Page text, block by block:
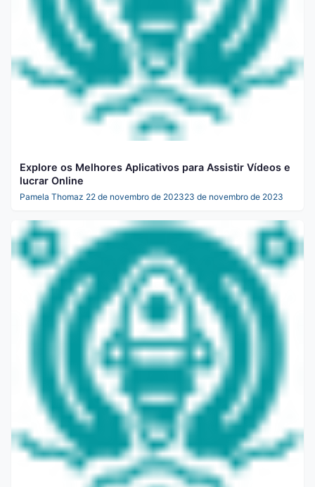
Explore os Melhores Aplicativos para Assistir Vídeos e
lucrar Online
Pamela Thomaz 22 de novembro de 202323 de novembro de 2023